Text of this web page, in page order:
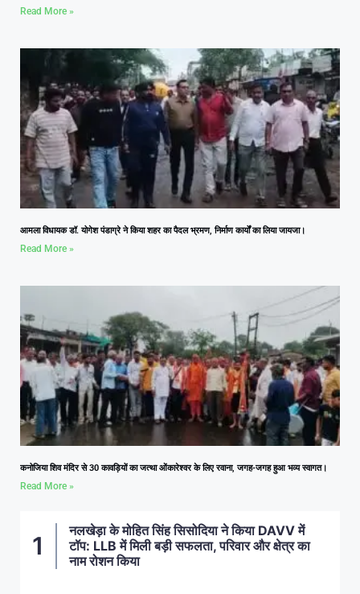
Read More »
आमला विधायक डॉ. योगेश पंडाग्रे ने किया शहर का पैदल भ्रमण, निर्माण कार्यों का लिया जायजा।
Read More »
कनोजिया शिव मंदिर से 30 कावड़ियों का जत्था ओंकारेश्वर के लिए रवाना, जगह-जगह हुआ भव्य स्वागत।
Read More »
नलखेड़ा के मोहित सिंह सिसोदिया ने किया DAVV में
टॉप: LLB में मिली बड़ी सफलता, परिवार और क्षेत्र का
नाम रोशन किया